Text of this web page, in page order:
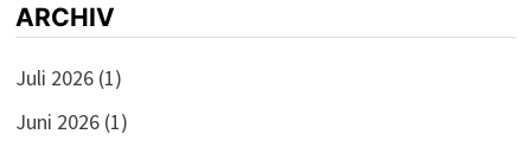
ARCHIV
Juli 2026(1)
Juni 2026(1)